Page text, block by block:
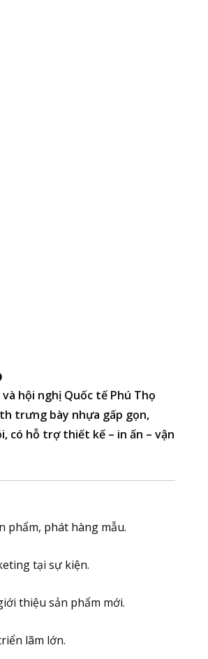
hội nghị Quốc tế Phú Thọ
trưng bày nhựa gấp gọn,
có hỗ trợ thiết kế – in ấn – vận
phẩm, phát hàng mẫu.
tại sự kiện.
thiệu sản phẩm mới.
lãm lớn.